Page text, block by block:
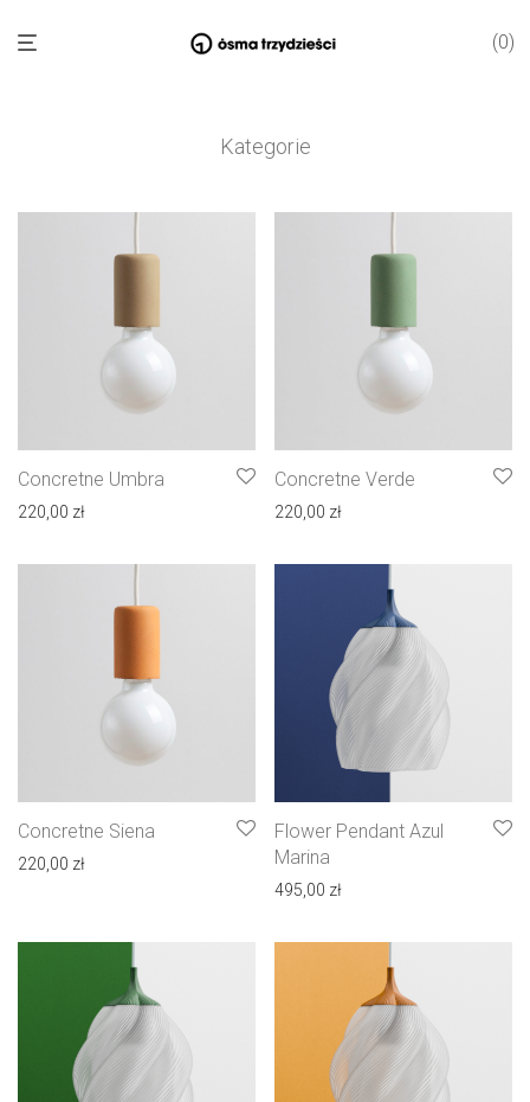
0
Kategorie
Concretne Umbra
220,00 zł
Concretne Verde
220,00 zł
Concretne Siena
220,00 zł
Flower Pendant Azul
Marina
495,00 zł